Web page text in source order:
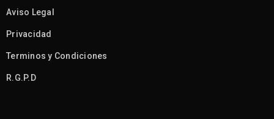
Aviso Legal
Privacidad
Terminos y Condiciones
R.G.P.D